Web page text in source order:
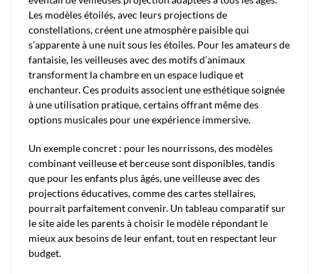
Les modèles étoilés, avec leurs projections de
constellations, créent une atmosphère paisible qui
s’apparente à une nuit sous les étoiles. Pour les amateurs de
fantaisie, les veilleuses avec des motifs d’animaux
transforment la chambre en un espace ludique et
enchanteur. Ces produits associent une esthétique soignée
à une utilisation pratique, certains offrant même des
options musicales pour une expérience immersive.
Un exemple concret : pour les nourrissons, des modèles
combinant veilleuse et berceuse sont disponibles, tandis
que pour les enfants plus âgés, une veilleuse avec des
projections éducatives, comme des cartes stellaires,
pourrait parfaitement convenir. Un tableau comparatif sur
le site aide les parents à choisir le modèle répondant le
mieux aux besoins de leur enfant, tout en respectant leur
budget.